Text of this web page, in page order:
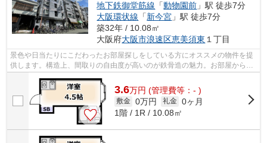
地下鉄御堂筋線 「動物園前 」駅 徒歩7分
大阪環状線 「新今宮 」駅 徒歩7分
築32年 / 10.08㎡
大阪府大阪市浪速区恵美須東 １丁目
景色や日当たりにこだわったお部屋探しをしている方にオススメの物件を提
供します。構造上、間取りの自由度が高いのが鉄骨造の魅力。お部屋から徒
3.6万円 (管理費等：- )
敷金 0万円 礼金 0ヶ月
1階 / 1R / 10.08㎡